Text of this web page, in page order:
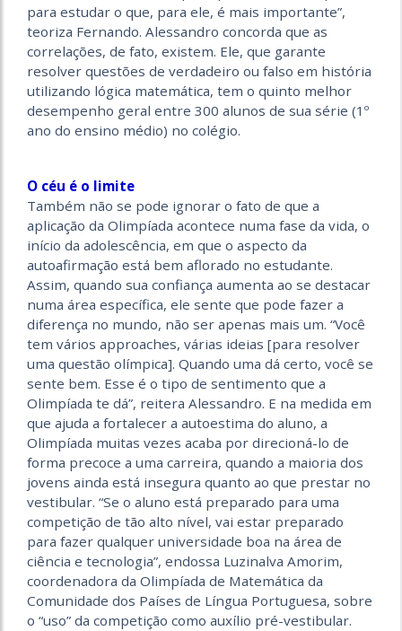
para estudar o que, para ele, é mais importante”,
teoriza Fernando. Alessandro concorda que as
correlações, de fato, existem. Ele, que garante
resolver questões de verdadeiro ou falso em história
utilizando lógica matemática, tem o quinto melhor
desempenho geral entre 300 alunos de sua série (1º
ano do ensino médio) no colégio.
O céu é o limite
Também não se pode ignorar o fato de que a
aplicação da Olimpíada acontece numa fase da vida, o
início da adolescência, em que o aspecto da
autoafirmação está bem aflorado no estudante.
Assim, quando sua confiança aumenta ao se destacar
numa área específica, ele sente que pode fazer a
diferença no mundo, não ser apenas mais um. “Você
tem vários approaches, várias ideias [para resolver
uma questão olímpica]. Quando uma dá certo, você se
sente bem. Esse é o tipo de sentimento que a
Olimpíada te dá”, reitera Alessandro. E na medida em
que ajuda a fortalecer a autoestima do aluno, a
Olimpíada muitas vezes acaba por direcioná-lo de
forma precoce a uma carreira, quando a maioria dos
jovens ainda está insegura quanto ao que prestar no
vestibular. “Se o aluno está preparado para uma
competição de tão alto nível, vai estar preparado
para fazer qualquer universidade boa na área de
ciência e tecnologia”, endossa Luzinalva Amorim,
coordenadora da Olimpíada de Matemática da
Comunidade dos Países de Língua Portuguesa, sobre
o “uso” da competição como auxílio pré-vestibular.